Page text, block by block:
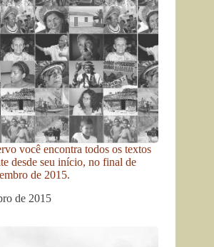
você encontra todos os textos
desde seu início, no final de
de 2015.
de 2015